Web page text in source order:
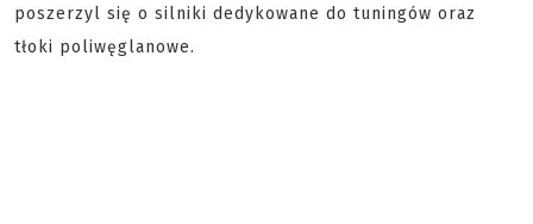
poszerzyl się o silniki dedykowane do tuningów oraz
tłoki poliwęglanowe.